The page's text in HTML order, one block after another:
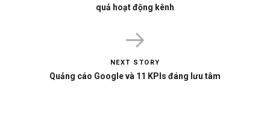
quả hoạt động kênh
NEXT STORY
Quảng cáo Google và 11 KPIs đáng lưu tâm